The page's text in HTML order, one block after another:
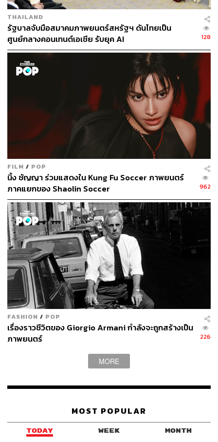
นอกจากนี้ทางฝั่งของนักแสดงนำเองก็พอมีข้อติดขัดบ้าง
ประปรายในแง่ของการแสดง โดยเฉพาะกับ แอน ทองประสม
ที่ทุกคนต่างมั่นใจในฝีมือการแสดงของเธอเสมอมา หากแต่
ครั้งนี้กับบทบัวผัน เรากลับมองเห็นถึงความคุ้นเคยจาก
บทบาทต่างๆ ของเธอมาผสมปนเปอยู่ในนี้ ไม่ว่าจะเป็นด้าน
มุทะลุแบบ อลิน ทิพยดา จาก
สูตรเสน่หา(2550) หรือมุมน่า
รักกุ๊กกิ๊กเหมือนผลงานล่าสุดอย่าง
ซุปตาร์ 2550(2565) ก็ยัง
มีโผล่มาเจือจางให้เราได้สัมผัสถึง จึงอาจเป็นอีกจุดอ่อนหนึ่งที่
ทำให้เธอยังดูไม่สลัดภาพการแสดงแบบละครไปได้หมดจด
เมื่อก้าวกลับมาสู่วงการจอเงินหลังทิ้งห่างไปนานหลายปี
บัวผันฟันยับมีทั้งความตลก
และไม่ตลกผสมปนกันไป เช่น มีหลายช่วงที่ผู้กำกับพยายาม
ขยี้จนเกินพอดี อย่างบท แจ้ (รับบทโดย ฮาย-อาภาพร
นครสวรรค์) ตัวละครที่ต้องได้รับบาดเจ็บแบบวายป่วงอยู่บ่อย
ครั้ง พบเจอแต่เรื่องน่าหวาดเสียว จนได้ยินเสียงคนดูข้างๆ
ร้องซี๊ดซ๊าดตาม ปัจจัยยิบย่อยเหล่านี้จึงทำให้มุกตลกบางช่วง
ไม่ได้ทำหน้าที่ของมันอย่างที่ควรจะเป็น
THAILAND
รัฐบาลจับมือสมาคมภาพยนตร์สหรัฐฯ ดันไทยเป็น
ศูนย์กลางคอนเทนต์เอเชีย รับยุค AI
128
FILM / POP
นิ้ง ชัญญา ร่วมแสดงใน Kung Fu Soccer ภาพยนตร์
ภาคแยกของ Shaolin Soccer
962
FASHION / POP
เรื่องราวชีวิตของ Giorgio Armani กำลังจะถูกสร้างเป็น
ภาพยนตร์
226
MORE
MOST POPULAR
TODAY WEEK MONTH